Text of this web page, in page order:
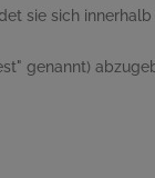
sie sich
genannt)